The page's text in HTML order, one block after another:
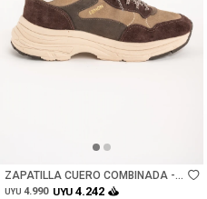
ZAPATILLA CUERO COMBINADA -
CHOCOLATE
UYU 4.990 UYU 4.242